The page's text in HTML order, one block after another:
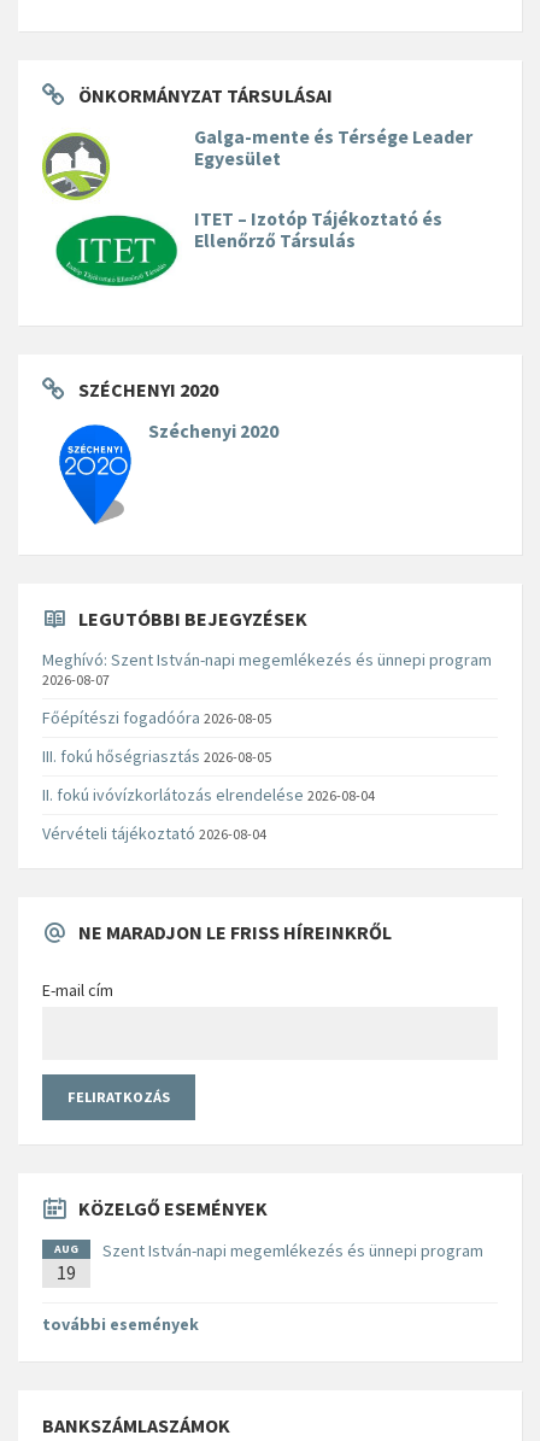
ÖNKORMÁNYZAT TÁRSULÁSAI
Galga-mente és Térsége Leader
Egyesület
ITET – Izotóp Tájékoztató és
Ellenőrző Társulás
SZÉCHENYI 2020
Széchenyi 2020
LEGUTÓBBI BEJEGYZÉSEK
Meghívó: Szent István-napi megemlékezés és ünnepi program
2026-08-07
Főépítészi fogadóóra 2026-08-05
III. fokú hőségriasztás 2026-08-05
II. fokú ivóvízkorlátozás elrendelése 2026-08-04
Vérvételi tájékoztató 2026-08-04
NE MARADJON LE FRISS HÍREINKRŐL
E-mail cím
KÖZELGŐ ESEMÉNYEK
AUG
19
Szent István-napi megemlékezés és ünnepi program
további események
BANKSZÁMLASZÁMOK